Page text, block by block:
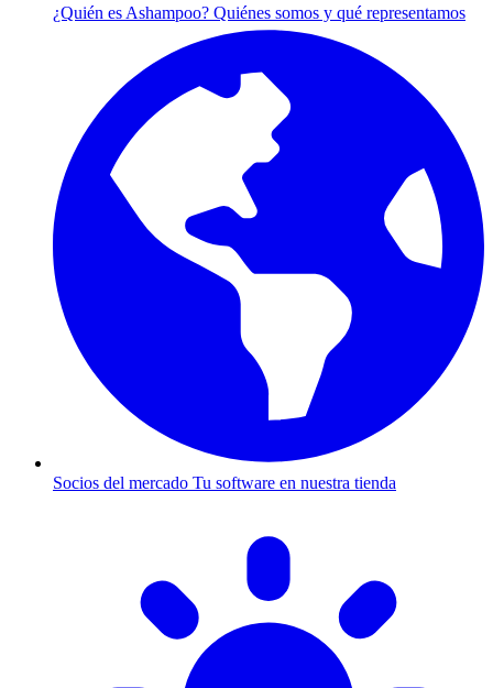
¿Quién es Ashampoo? Quiénes somos y qué representamos
Socios del mercado Tu software en nuestra tienda